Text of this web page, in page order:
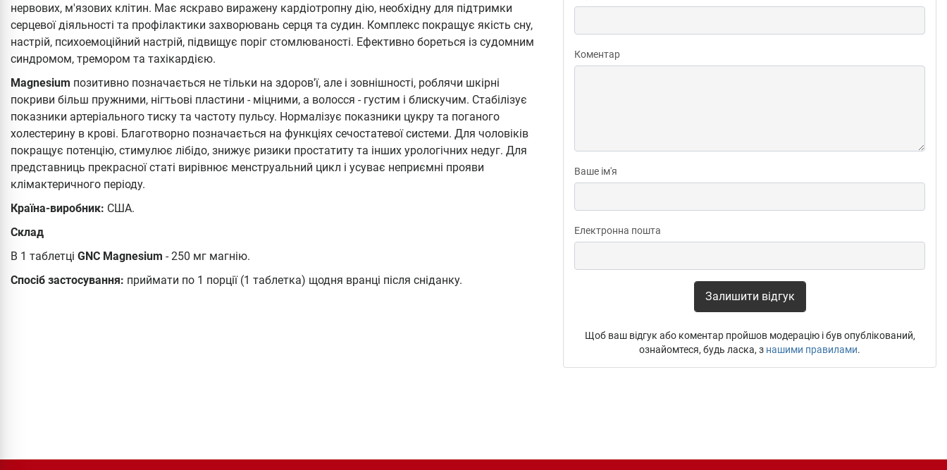
нервових, м'язових клітин. Має яскраво виражену кардіотропну дію, необхідну для підтримки
серцевої діяльності та профілактики захворювань серця та судин. Комплекс покращує якість сну,
настрій, психоемоційний настрій, підвищує поріг стомлюваності. Ефективно бореться із судомним
синдромом, тремором та тахікардією.
Magnesium позитивно позначається не тільки на здоров'ї, але і зовнішності, роблячи шкірні
покриви більш пружними, нігтьові пластини - міцними, а волосся - густим і блискучим. Стабілізує
показники артеріального тиску та частоту пульсу. Нормалізує показники цукру та поганого
холестерину в крові. Благотворно позначається на функціях сечостатевої системи. Для чоловіків
покращує потенцію, стимулює лібідо, знижує ризики простатиту та інших урологічних недуг. Для
представниць прекрасної статі вирівнює менструальний цикл і усуває неприємні прояви
клімактеричного періоду.
Країна-виробник: США.
Склад
В 1 таблетці GNC Magnesium - 250 мг магнію.
Спосіб застосування: приймати по 1 порції (1 таблетка) щодня вранці після сніданку.
Коментар
Ваше ім'я
Електронна пошта
Залишити відгук
Щоб ваш відгук або коментар пройшов модерацію і був опублікований,
ознайомтеся, будь ласка, з нашими правилами.